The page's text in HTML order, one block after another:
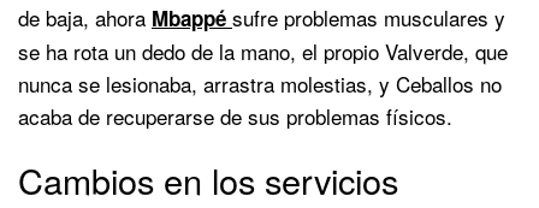
de baja, ahora Mbappé sufre problemas musculares y
se ha rota un dedo de la mano, el propio Valverde, que
nunca se lesionaba, arrastra molestias, y Ceballos no
acaba de recuperarse de sus problemas físicos.
Cambios en los servicios